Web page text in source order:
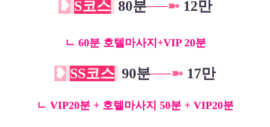
❥ S코스 80분──➼12만
ㄴ 60분 호텔마사지+VIP 20분
❥ SS코스 90분──➼ 17만
ㄴ VIP20분 + 호텔마사지 50분 + VIP20분